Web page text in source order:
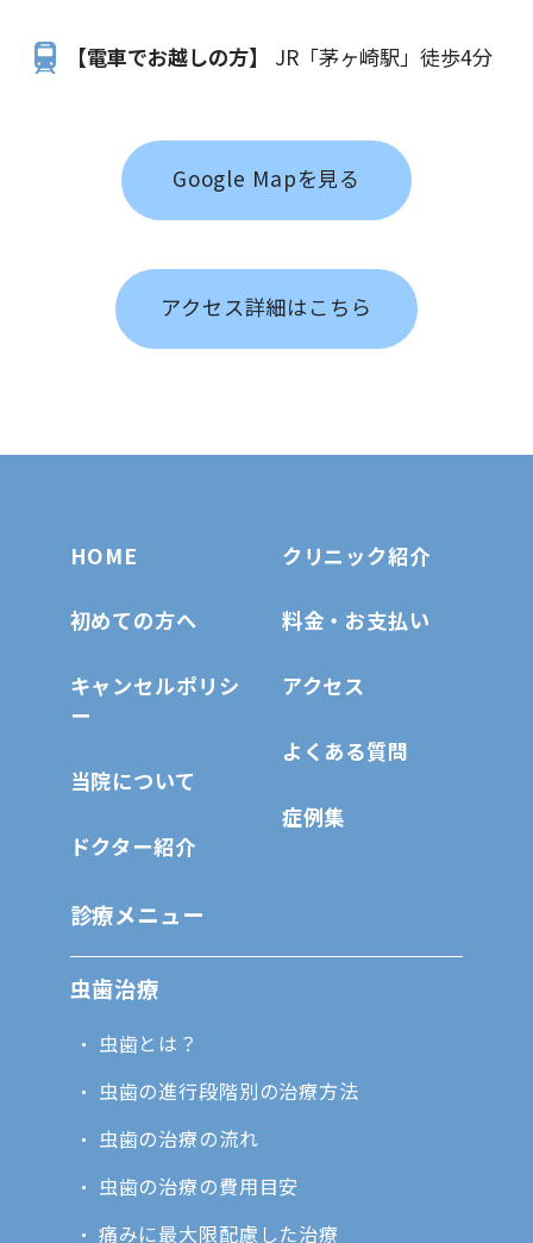
【電車でお越しの方】 JR「茅ヶ崎駅」徒歩4分
Google Mapを見る
アクセス詳細はこちら
HOME
初めての方へ
キャンセルポリシ
ー
当院について
ドクター紹介
クリニック紹介
料金・お支払い
アクセス
よくある質問
症例集
診療メニュー
虫歯治療
虫歯とは？
虫歯の進行段階別の治療方法
虫歯の治療の流れ
虫歯の治療の費用目安
痛みに最大限配慮した治療